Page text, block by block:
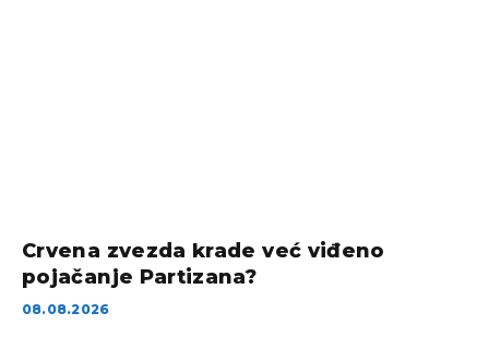
Crvena zvezda krade već viđeno
pojačanje Partizana?
08.08.2026